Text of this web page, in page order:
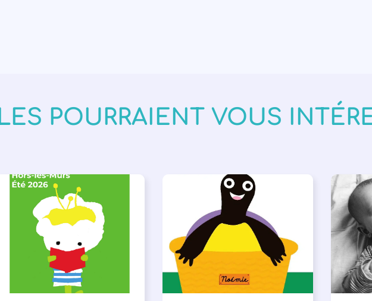
POURRAIENT VOUS
BIBLIOTHÈQUES , ÉVÉNEMENTS
LECTURE INDIVIDUALISÉE ,
LITTÉRATURE JEUNESSE
PARLONS ALBUMS APPEL